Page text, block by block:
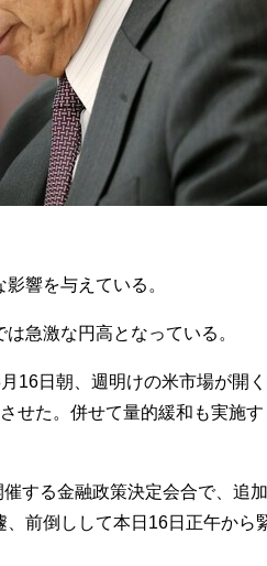
響を与えている。
急激な円高となっている。
16日朝、週明けの米市場が開
せた。併せて量的緩和も実施す
する金融政策決定会合で、追
前倒しして本日16日正午から